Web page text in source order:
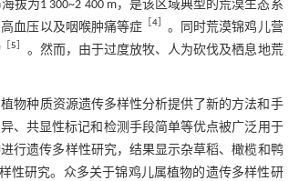
为1 300~2 400 m，是该区域典型的荒漠生态系
血压以及咽喉肿痛等症［4］ 。同时荒漠锦鸡儿营
［5］ 。然而，由于过度放牧、人为砍伐及栖息地荒
物种质资源遗传多样性分析提供了新的方法和手
异、共显性标记和检测手段简单等优点被广泛用于
行遗传多样性研究，结果显示杂草稻、橄榄和鸭
性研究。众多关于锦鸡儿属植物的遗传多样性研